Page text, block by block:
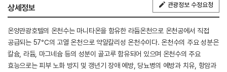
상세정보 관광정보 수정요청
온양관광호텔의 온천수는 마니타온을 함유한 라듐온천으로 온천공에서 직접
공급되는 57℃의 고열 온천으로 약알칼리성 온천수이다. 온천수의 주요 성분은
칼슘, 라듐, 마그네슘 등의 성분이 골고루 함유되어 있으며 온천수의 주요
효능으로는 피부 노화 방지 및 갱년기 장애 예방, 당뇨병의 예방과 치유, 항암과